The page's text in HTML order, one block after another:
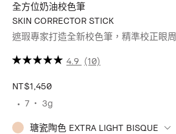
全方位奶油校色筆
SKIN CORRECTOR STICK
遮瑕專家打造全新校色筆，精準校正眼
4.9 (10)
NT$1,450
7
3g
瑭瓷陶色 EXTRA LIGHT BISQUE